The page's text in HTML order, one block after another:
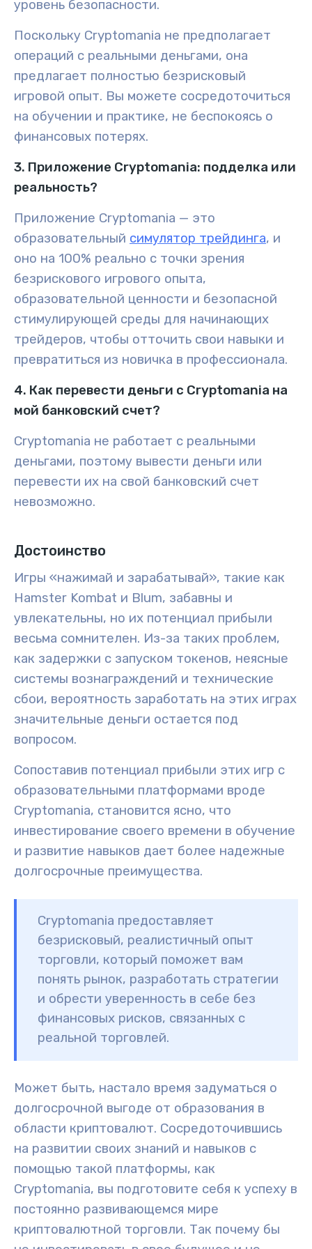
уровень безопасности.
Поскольку Cryptomania не предполагает
операций с реальными деньгами, она
предлагает полностью безрисковый
игровой опыт. Вы можете сосредоточиться
на обучении и практике, не беспокоясь о
финансовых потерях.
3. Приложение Cryptomania: подделка или
реальность?
Приложение Cryptomania — это
образовательный симулятор трейдинга, и
оно на 100% реально с точки зрения
безрискового игрового опыта,
образовательной ценности и безопасной
стимулирующей среды для начинающих
трейдеров, чтобы отточить свои навыки и
превратиться из новичка в профессионала.
4. Как перевести деньги с Cryptomania на
мой банковский счет?
Cryptomania не работает с реальными
деньгами, поэтому вывести деньги или
перевести их на свой банковский счет
невозможно.
Достоинство
Игры «нажимай и зарабатывай», такие как
Hamster Kombat и Blum, забавны и
увлекательны, но их потенциал прибыли
весьма сомнителен. Из-за таких проблем,
как задержки с запуском токенов, неясные
системы вознаграждений и технические
сбои, вероятность заработать на этих играх
значительные деньги остается под
вопросом.
Сопоставив потенциал прибыли этих игр с
образовательными платформами вроде
Cryptomania, становится ясно, что
инвестирование своего времени в обучение
и развитие навыков дает более надежные
долгосрочные преимущества.
Cryptomania предоставляет
безрисковый, реалистичный опыт
торговли, который поможет вам
понять рынок, разработать стратегии
и обрести уверенность в себе без
финансовых рисков, связанных с
реальной торговлей.
Может быть, настало время задуматься о
долгосрочной выгоде от образования в
области криптовалют. Сосредоточившись
на развитии своих знаний и навыков с
помощью такой платформы, как
Cryptomania, вы подготовите себя к успеху в
постоянно развивающемся мире
криптовалютной торговли. Так почему бы